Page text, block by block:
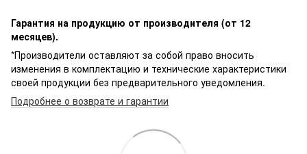
Гарантия на продукцию от производителя (от 12
месяцев).
*Производители оставляют за собой право вносить
изменения в комплектацию и технические характеристики
своей продукции без предварительного уведомления.
Подробнее о возврате и гарантии